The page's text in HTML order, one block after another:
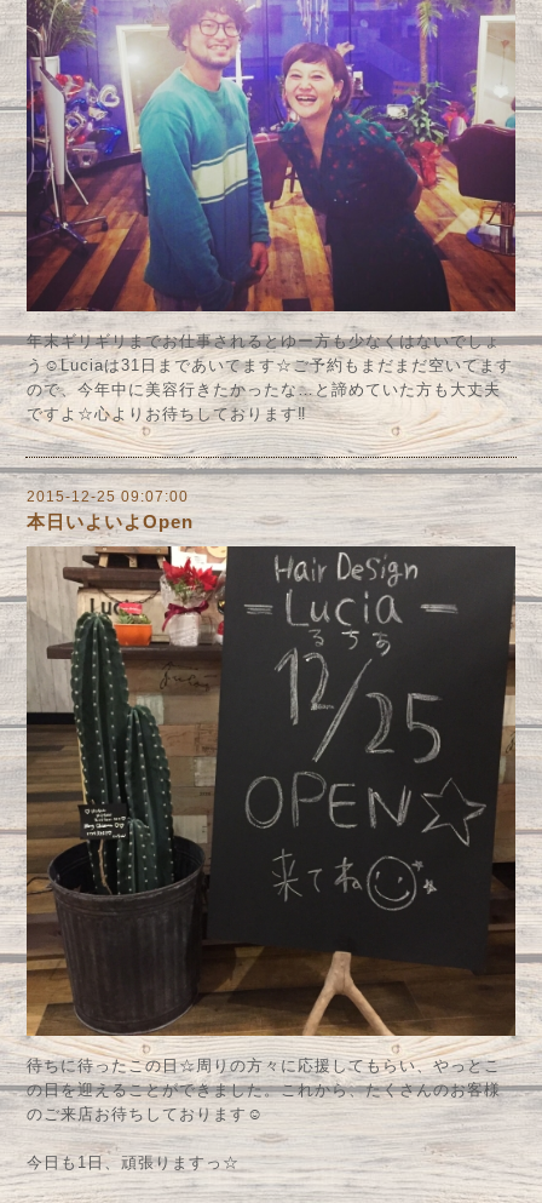
年末ギリギリまでお仕事されるとゆー方も少なくはないでしょ
う☺︎Luciaは31日まであいてます☆ご予約もまだまだ空いてます
ので、今年中に美容行きたかったな…と諦めていた方も大丈夫
ですよ☆心よりお待ちしております‼︎
2015-12-25 09:07:00
本日いよいよOpen
待ちに待ったこの日☆周りの方々に応援してもらい、やっとこ
の日を迎えることができました。これから、たくさんのお客様
のご来店お待ちしております☺︎
今日も1日、頑張りますっ☆